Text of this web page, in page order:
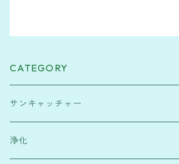
CATEGORY
サンキャッチャー
緑・健康運
浄化